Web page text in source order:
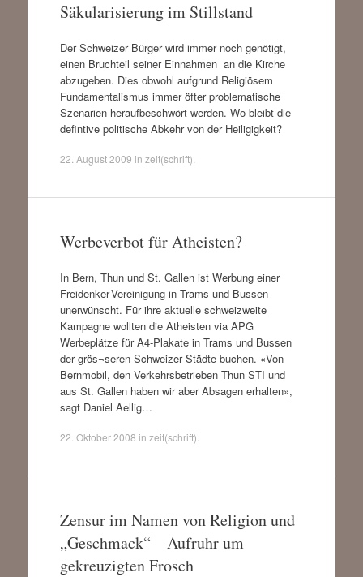
Säkularisierung im Stillstand
Der Schweizer Bürger wird immer noch genötigt,
einen Bruchteil seiner Einnahmen an die Kirche
abzugeben. Dies obwohl aufgrund Religiösem
Fundamentalismus immer öfter problematische
Szenarien heraufbeschwört werden. Wo bleibt die
defintive politische Abkehr von der Heiligigkeit?
22. August 2009 in zeit(schrift)
Werbeverbot für Atheisten?
In Bern, Thun und St. Gallen ist Werbung einer
Freidenker-Vereinigung in Trams und Bussen
unerwünscht. Für ihre aktuelle schweizweite
Kampagne wollten die Atheisten via APG
Werbeplätze für A4-Plakate in Trams und Bussen
der grös¬seren Schweizer Städte buchen. «Von
Bernmobil, den Verkehrsbetrieben Thun STI und
aus St. Gallen haben wir aber Absagen erhalten»,
sagt Daniel Aellig…
22. Oktober 2008 in zeit(schrift)
Zensur im Namen von Religion und
„Geschmack“ – Aufruhr um
gekreuzigten Frosch